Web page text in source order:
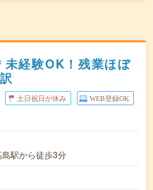
経験OK！残業ほぼ
土日祝日が休み WEB登録OK
駅から徒歩3分